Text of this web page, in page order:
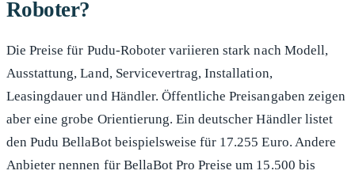
Roboter?
Die Preise für Pudu-Roboter variieren stark nach Modell,
Ausstattung, Land, Servicevertrag, Installation,
Leasingdauer und Händler. Öffentliche Preisangaben zeigen
aber eine grobe Orientierung. Ein deutscher Händler listet
den Pudu BellaBot beispielsweise für 17.255 Euro. Andere
Anbieter nennen für BellaBot Pro Preise um 15.500 bis